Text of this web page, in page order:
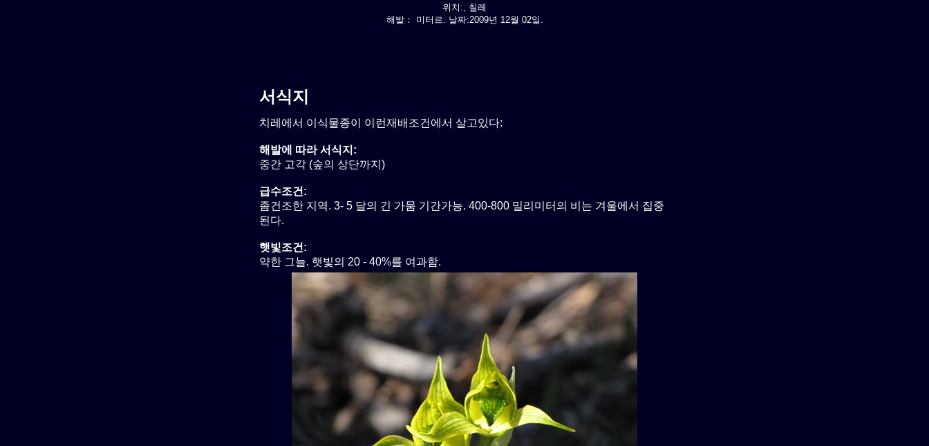
위치:, 칠레
해발： 미터르. 날짜:2009년 12월 02일.
서식지
치레에서 이식물종이 이런재배조건에서 살고있다:
해발에 따라 서식지:
중간 고각 (숲의 상단까지)
급수조건:
좀건조한 지역. 3- 5 달의 긴 가뭄 기간가능. 400-800 밀리미터의 비는 겨울에서 집중
된다.
햇빛조건:
약한 그늘. 햇빛의 20 - 40%를 여과함.